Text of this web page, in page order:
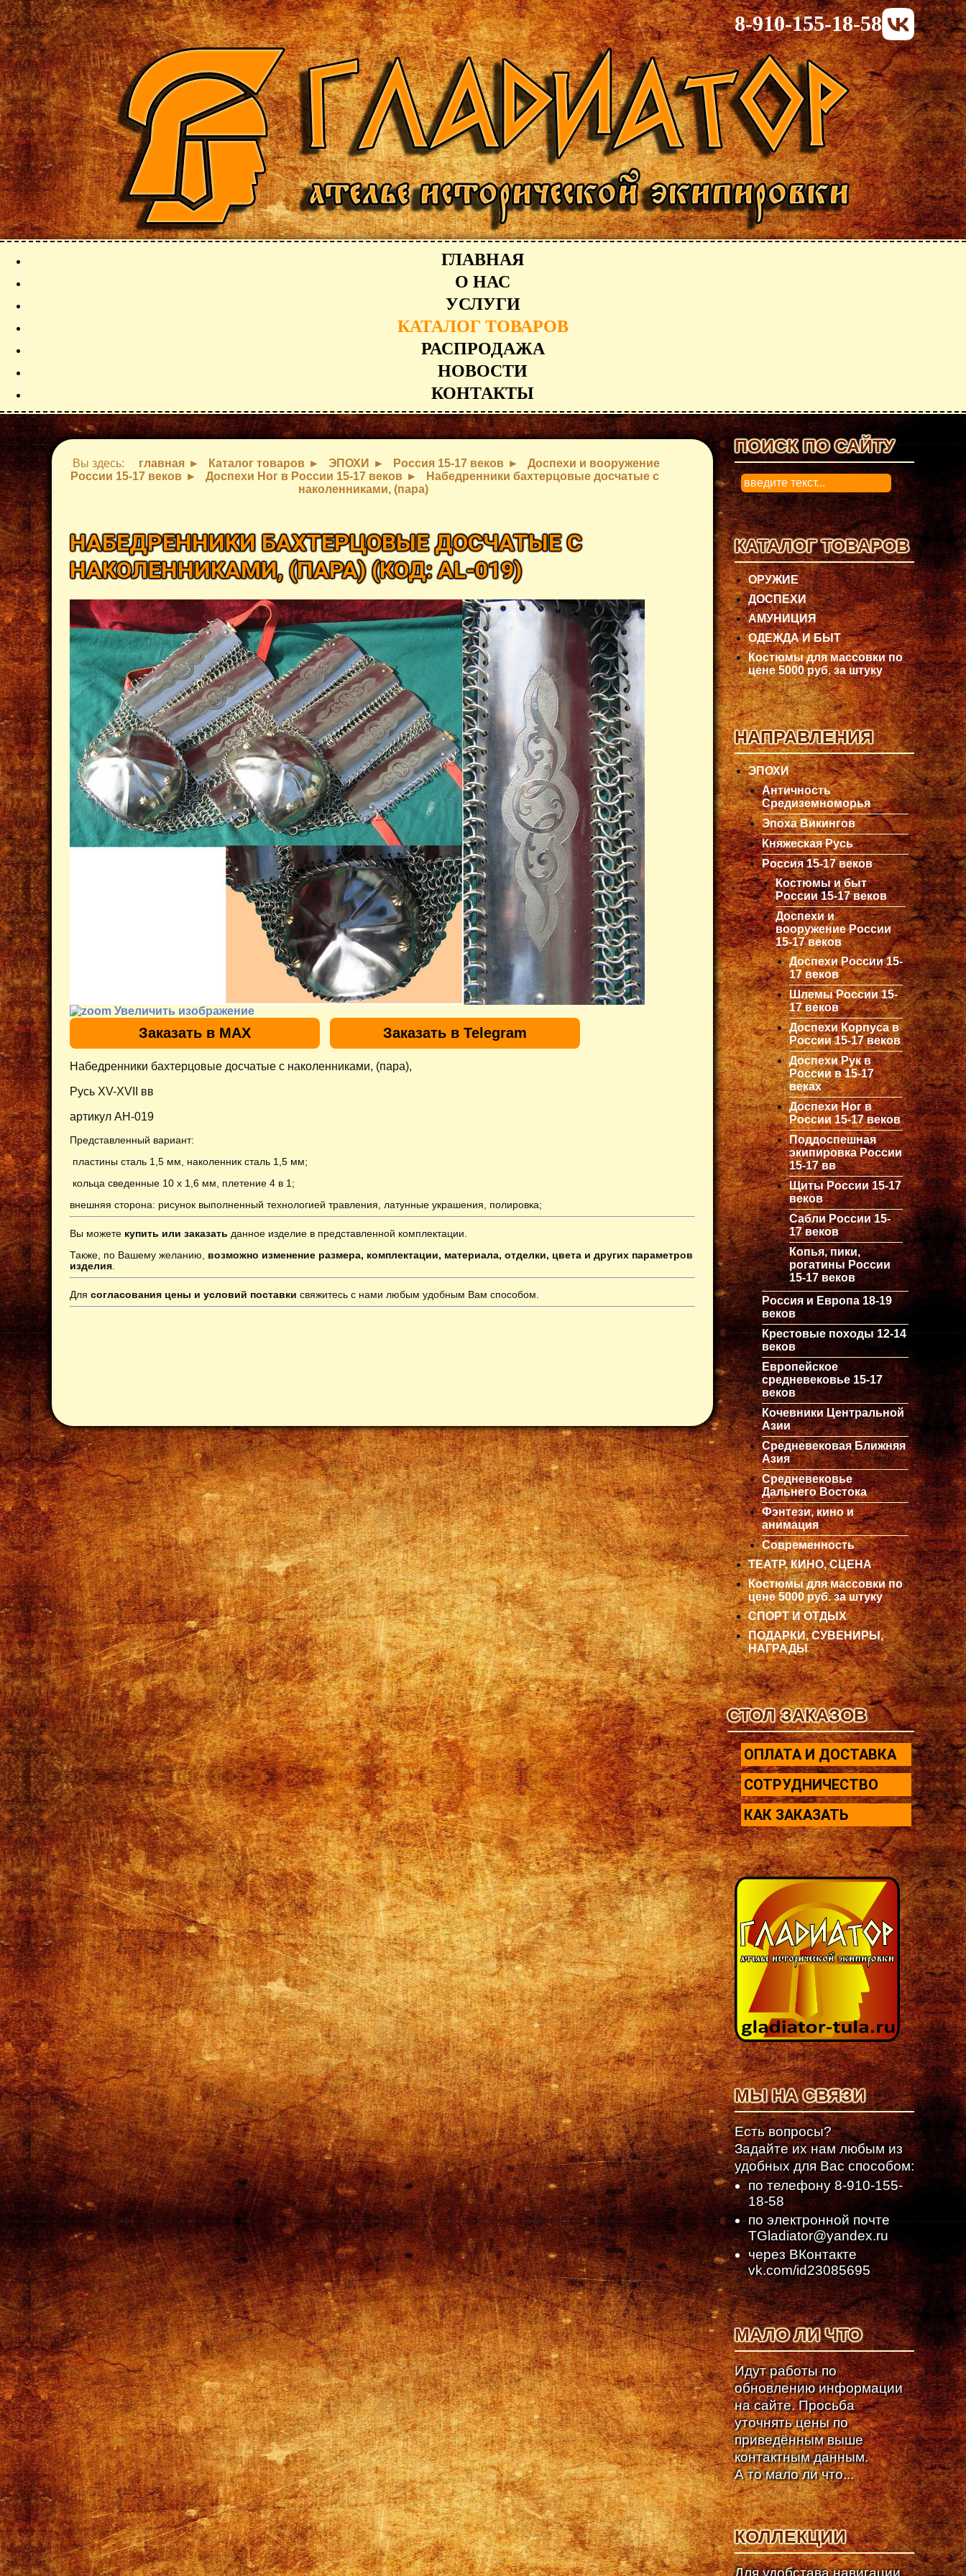
8-910-155-18-58
ГЛАВНАЯ
О НАС
УСЛУГИ
КАТАЛОГ ТОВАРОВ
РАСПРОДАЖА
НОВОСТИ
КОНТАКТЫ
Вы здесь: главная Каталог товаров ЭПОХИ Россия 15-17 веков
Доспехи и вооружение
России 15-17 веков
Доспехи Ног в России 15-17 веков
Набедренники бахтерцовые досчатые с
наколенниками, (пара)
НАБЕДРЕННИКИ БАХТЕРЦОВЫЕ ДОСЧАТЫЕ С
НАКОЛЕННИКАМИ, (ПАРА)(КОД:AL-019)
Увеличить изображение
Заказать в MAX Заказать в Telegram
Набедренники бахтерцовые досчатые с наколенниками, (пара),
Русь XV-XVII вв
артикул AH-019
Представленный вариант:
пластины сталь 1,5 мм, наколенник сталь 1,5 мм;
кольца сведенные 10 х 1,6 мм, плетение 4 в 1;
внешняя сторона: рисунок выполненный технологией травления, латунные украшения, полировка;
Вы можете купить или заказать данное изделие в представленной комплектации.
Также, по Вашему желанию, возможно изменение размера, комплектации, материала, отделки, цвета и других параметров
изделия
Для согласования цены и условий поставки свяжитесь с нами любым удобным Вам способом.
ПОИСК ПО САЙТУ
0
КАТАЛОГ ТОВАРОВ
ОРУЖИЕ
ДОСПЕХИ
АМУНИЦИЯ
ОДЕЖДА И БЫТ
Костюмы для массовки по
цене 5000 руб. за штуку
НАПРАВЛЕНИЯ
ЭПОХИ
Античность
Средиземноморья
Эпоха Викингов
Княжеская Русь
Россия 15-17 веков
Костюмы и быт
России 15-17 веков
Доспехи и
вооружение России
15-17 веков
Доспехи России 15-
17 веков
Шлемы России 15-
17 веков
Доспехи Корпуса в
России 15-17 веков
Доспехи Рук в
России в 15-17
веках
Доспехи Ног в
России 15-17 веков
Поддоспешная
экипировка России
15-17 вв
Щиты России 15-17
веков
Сабли России 15-
17 веков
Копья, пики,
рогатины России
15-17 веков
Россия и Европа 18-19
веков
Крестовые походы 12-14
веков
Европейское
средневековье 15-17
веков
Кочевники Центральной
Азии
Средневековая Ближняя
Азия
Средневековье
Дальнего Востока
Фэнтези, кино и
анимация
Современность
ТЕАТР, КИНО, СЦЕНА
Костюмы для массовки по
цене 5000 руб. за штуку
СПОРТ И ОТДЫХ
ПОДАРКИ, СУВЕНИРЫ,
НАГРАДЫ
СТОЛ ЗАКАЗОВ
ОПЛАТА И ДОСТАВКА
СОТРУДНИЧЕСТВО
КАК ЗАКАЗАТЬ
МЫ НА СВЯЗИ
Есть вопросы?
Задайте их нам любым из
удобных для Вас способом:
по телефону 8-910-155-
18-58
по электронной почте
TGladiator@yandex.ru
через ВКонтакте
vk.com/id23085695
МАЛО ЛИ ЧТО
Идут работы по
обновлению информации
на сайте. Просьба
уточнять цены по
приведённым выше
контактным данным.
А то мало ли что...
КОЛЛЕКЦИИ
Для удобстава навигации